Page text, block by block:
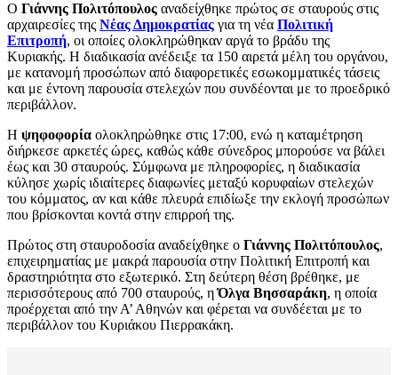
Ο Γιάννης Πολιτόπουλος αναδείχθηκε πρώτος σε σταυρούς στις
αρχαιρεσίες της Νέας Δημοκρατίας για τη νέα Πολιτική
Επιτροπή, οι οποίες ολοκληρώθηκαν αργά το βράδυ της
Κυριακής. Η διαδικασία ανέδειξε τα 150 αιρετά μέλη του οργάνου,
με κατανομή προσώπων από διαφορετικές εσωκομματικές τάσεις
και με έντονη παρουσία στελεχών που συνδέονται με το προεδρικό
περιβάλλον.
Η ψηφοφορία ολοκληρώθηκε στις 17:00, ενώ η καταμέτρηση
διήρκεσε αρκετές ώρες, καθώς κάθε σύνεδρος μπορούσε να βάλει
έως και 30 σταυρούς. Σύμφωνα με πληροφορίες, η διαδικασία
κύλησε χωρίς ιδιαίτερες διαφωνίες μεταξύ κορυφαίων στελεχών
του κόμματος, αν και κάθε πλευρά επιδίωξε την εκλογή προσώπων
που βρίσκονται κοντά στην επιρροή της.
Πρώτος στη σταυροδοσία αναδείχθηκε ο Γιάννης Πολιτόπουλος,
επιχειρηματίας με μακρά παρουσία στην Πολιτική Επιτροπή και
δραστηριότητα στο εξωτερικό. Στη δεύτερη θέση βρέθηκε, με
περισσότερους από 700 σταυρούς, ηΌλγα Βησσαράκη, η οποία
προέρχεται από την Α’ Αθηνών και φέρεται να συνδέεται με το
περιβάλλον του Κυριάκου Πιερρακάκη.